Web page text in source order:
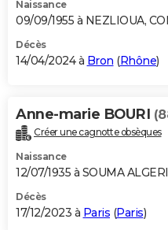
Naissance
09/09/1955 à NEZLIOUA,
Décès
14/04/2024 à Bron (Rhône)
Anne-marie BOURI
Créer une cagnotte obsèques
Naissance
12/07/1935 à SOUMA
Décès
17/12/2023 à Paris (Paris)